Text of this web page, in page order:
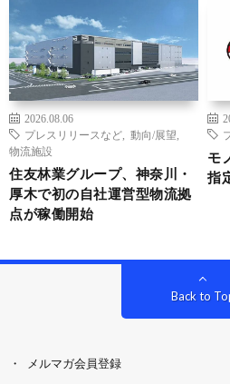
2026.08.06
プレスリリースなど
動向/展望
物流施設
住友林業グループ、神奈川・
厚木で初の自社運営型物流拠
点が稼働開始
モ
指
Back to
メルマガ会員登録